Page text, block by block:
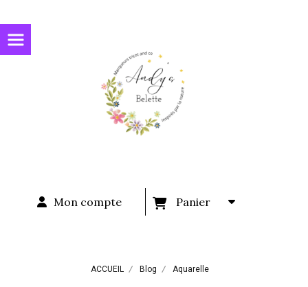
Mon compte Panier
ACCUEIL Blog Aquarelle